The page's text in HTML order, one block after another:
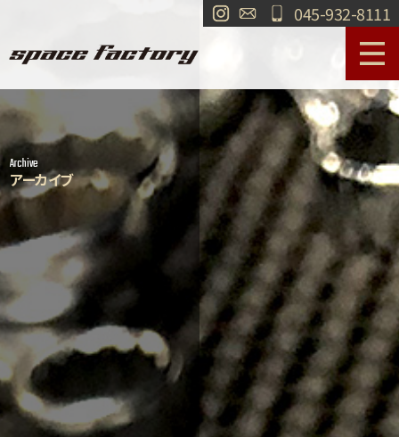
045-932-8111
サービス案内 作業事例
工場紹介 ショールーム
買取 交通・アクセス
求人情報 お問い合わせ
Archive
アーカイブ